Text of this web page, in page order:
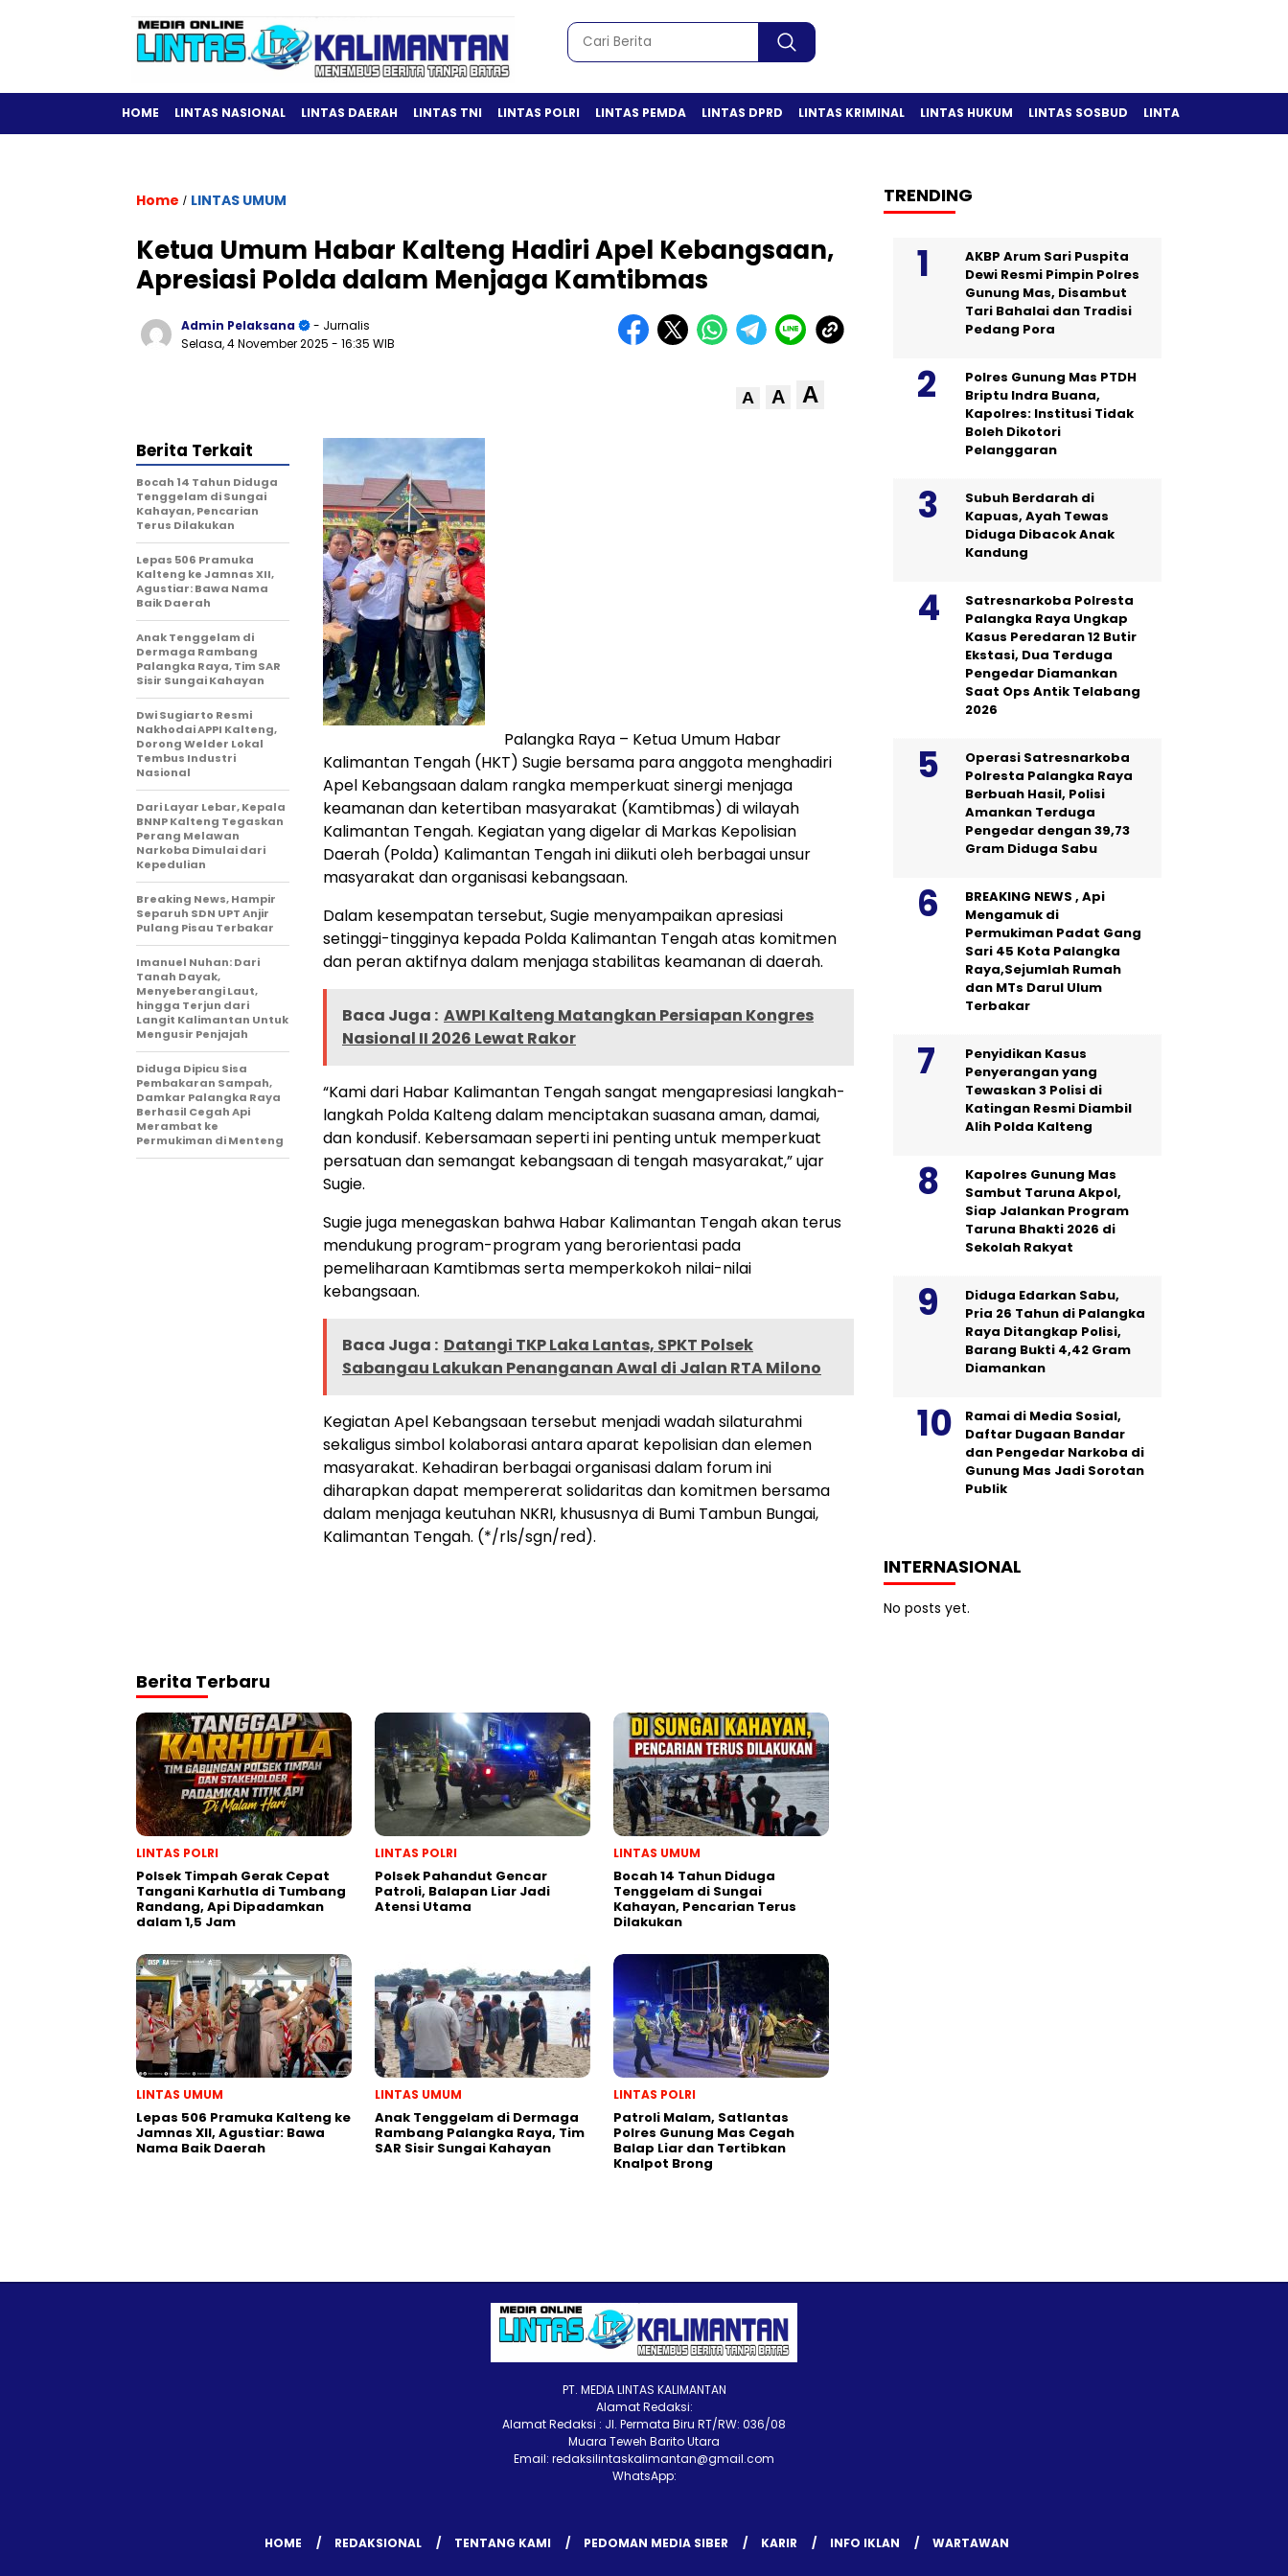
HOME LINTAS NASIONAL LINTAS DAERAH LINTAS TNI LINTAS POLRI LINTAS PEMDA LINTAS DPRD LINTAS KRIMINAL LINTAS HUKUM LINTAS SOSBUD LINTAS OLAH RAGA
Home / LINTAS UMUM
Ketua Umum Habar Kalteng Hadiri Apel Kebangsaan,
Apresiasi Polda dalam Menjaga Kamtibmas
Admin Pelaksana
- Jurnalis
Selasa, 4 November 2025 - 16:35 WIB
A A A
Palangka Raya – Ketua Umum Habar
Kalimantan Tengah (HKT) Sugie bersama para anggota menghadiri
Apel Kebangsaan dalam rangka memperkuat sinergi menjaga
keamanan dan ketertiban masyarakat (Kamtibmas) di wilayah
Kalimantan Tengah. Kegiatan yang digelar di Markas Kepolisian
Daerah (Polda) Kalimantan Tengah ini diikuti oleh berbagai unsur
masyarakat dan organisasi kebangsaan.
Dalam kesempatan tersebut, Sugie menyampaikan apresiasi
setinggi-tingginya kepada Polda Kalimantan Tengah atas komitmen
dan peran aktifnya dalam menjaga stabilitas keamanan di daerah.
Baca Juga : AWPI Kalteng Matangkan Persiapan Kongres
Nasional II 2026 Lewat Rakor
“Kami dari Habar Kalimantan Tengah sangat mengapresiasi langkah-
langkah Polda Kalteng dalam menciptakan suasana aman, damai,
dan kondusif. Kebersamaan seperti ini penting untuk memperkuat
persatuan dan semangat kebangsaan di tengah masyarakat,” ujar
Sugie.
Sugie juga menegaskan bahwa Habar Kalimantan Tengah akan terus
mendukung program-program yang berorientasi pada
pemeliharaan Kamtibmas serta memperkokoh nilai-nilai
kebangsaan.
Baca Juga : Datangi TKP Laka Lantas, SPKT Polsek
Sabangau Lakukan Penanganan Awal di Jalan RTA Milono
Kegiatan Apel Kebangsaan tersebut menjadi wadah silaturahmi
sekaligus simbol kolaborasi antara aparat kepolisian dan elemen
masyarakat. Kehadiran berbagai organisasi dalam forum ini
diharapkan dapat mempererat solidaritas dan komitmen bersama
dalam menjaga keutuhan NKRI, khususnya di Bumi Tambun Bungai,
Kalimantan Tengah. (*/rls/sgn/red).
Berita Terkait
Bocah 14 Tahun Diduga
Tenggelam di Sungai
Kahayan, Pencarian
Terus Dilakukan
Lepas 506 Pramuka
Kalteng ke Jamnas XII,
Agustiar: Bawa Nama
Baik Daerah
Anak Tenggelam di
Dermaga Rambang
Palangka Raya, Tim SAR
Sisir Sungai Kahayan
Dwi Sugiarto Resmi
Nakhodai APPI Kalteng,
Dorong Welder Lokal
Tembus Industri
Nasional
Dari Layar Lebar, Kepala
BNNP Kalteng Tegaskan
Perang Melawan
Narkoba Dimulai dari
Kepedulian
Breaking News, Hampir
Separuh SDN UPT Anjir
Pulang Pisau Terbakar
Imanuel Nuhan: Dari
Tanah Dayak,
Menyeberangi Laut,
hingga Terjun dari
Langit Kalimantan Untuk
Mengusir Penjajah
Diduga Dipicu Sisa
Pembakaran Sampah,
Damkar Palangka Raya
Berhasil Cegah Api
Merambat ke
Permukiman di Menteng
Berita Terbaru
LINTAS POLRI
Polsek Timpah Gerak Cepat
Tangani Karhutla di Tumbang
Randang, Api Dipadamkan
dalam 1,5 Jam
LINTAS POLRI
Polsek Pahandut Gencar
Patroli, Balapan Liar Jadi
Atensi Utama
LINTAS UMUM
Bocah 14 Tahun Diduga
Tenggelam di Sungai
Kahayan, Pencarian Terus
Dilakukan
LINTAS UMUM
Lepas 506 Pramuka Kalteng ke
Jamnas XII, Agustiar: Bawa
Nama Baik Daerah
LINTAS UMUM
Anak Tenggelam di Dermaga
Rambang Palangka Raya, Tim
SAR Sisir Sungai Kahayan
LINTAS POLRI
Patroli Malam, Satlantas
Polres Gunung Mas Cegah
Balap Liar dan Tertibkan
Knalpot Brong
TRENDING
AKBP Arum Sari Puspita
Dewi Resmi Pimpin Polres
Gunung Mas, Disambut
Tari Bahalai dan Tradisi
Pedang Pora
Polres Gunung Mas PTDH
Briptu Indra Buana,
Kapolres: Institusi Tidak
Boleh Dikotori
Pelanggaran
Subuh Berdarah di
Kapuas, Ayah Tewas
Diduga Dibacok Anak
Kandung
Satresnarkoba Polresta
Palangka Raya Ungkap
Kasus Peredaran 12 Butir
Ekstasi, Dua Terduga
Pengedar Diamankan
Saat Ops Antik Telabang
2026
Operasi Satresnarkoba
Polresta Palangka Raya
Berbuah Hasil, Polisi
Amankan Terduga
Pengedar dengan 39,73
Gram Diduga Sabu
BREAKING NEWS , Api
Mengamuk di
Permukiman Padat Gang
Sari 45 Kota Palangka
Raya,Sejumlah Rumah
dan MTs Darul Ulum
Terbakar
Penyidikan Kasus
Penyerangan yang
Tewaskan 3 Polisi di
Katingan Resmi Diambil
Alih Polda Kalteng
Kapolres Gunung Mas
Sambut Taruna Akpol,
Siap Jalankan Program
Taruna Bhakti 2026 di
Sekolah Rakyat
Diduga Edarkan Sabu,
Pria 26 Tahun di Palangka
Raya Ditangkap Polisi,
Barang Bukti 4,42 Gram
Diamankan
Ramai di Media Sosial,
Daftar Dugaan Bandar
dan Pengedar Narkoba di
Gunung Mas Jadi Sorotan
Publik
INTERNASIONAL
No posts yet.
PT. MEDIA LINTAS KALIMANTAN
Alamat Redaksi:
Alamat Redaksi : Jl. Permata Biru RT/RW: 036/08
Muara Teweh Barito Utara
Email: redaksilintaskalimantan@gmail.com
WhatsApp:
HOME REDAKSIONAL TENTANG KAMI PEDOMAN MEDIA SIBER KARIR INFO IKLAN WARTAWAN